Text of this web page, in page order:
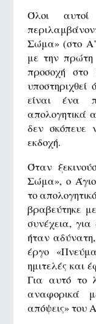
Όλοι αυτοί
Σώμα» (στο
με την πρώτη
προσοχή στο
είναι ένα
απολογητικά
δεν σκόπευε
εκδοχή.
Όταν
Σώμα», ο
το
βραβεύτηκε
συνέχεια,
ήταν
έργο
ημιτελές και
Για αυτό το
αναφορικά
απόψεις» του